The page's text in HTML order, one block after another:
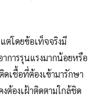
ต่โดยข้อเท็จจริงมี
การรุนแรงมากน้อยหรือ
ดเชื้อที่ต้องเข้ามารักษา
ต้องเฝ้าติดตามใกล้ชิด